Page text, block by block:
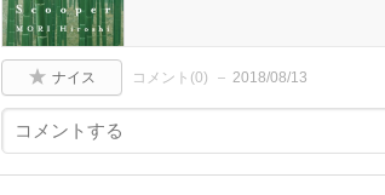
ナイス コメント(0) 2018/08/13